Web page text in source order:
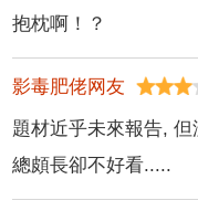
抱枕啊！？
影毒肥佬网友
題材近乎未來報告,
總頗長卻不好看.....